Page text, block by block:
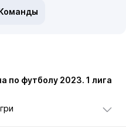
по футболу 2023. 1 лига